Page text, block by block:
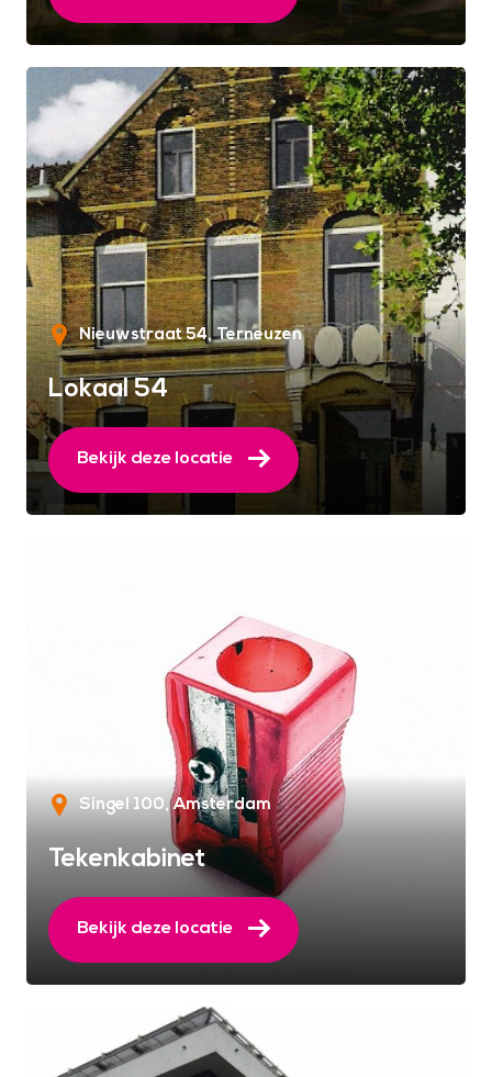
Nieuwstraat 54 Terneuzen
Lokaal 54
Bekijk deze locatie
Singel 100 Amsterdam
Tekenkabinet
Bekijk deze locatie